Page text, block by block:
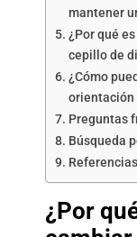
mantener
¿Por qué
cepillo de
¿Cómo
orientación
Preguntas
Búsqueda
Referencias
¿Por